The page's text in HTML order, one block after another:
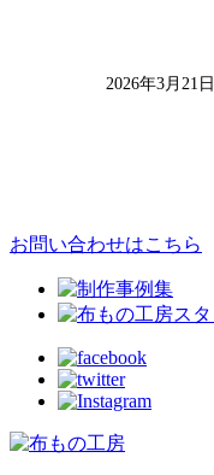
2026年3月21日
お問い合わせはこちら